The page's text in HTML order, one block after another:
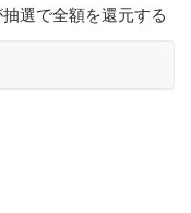
選で全額を還元する